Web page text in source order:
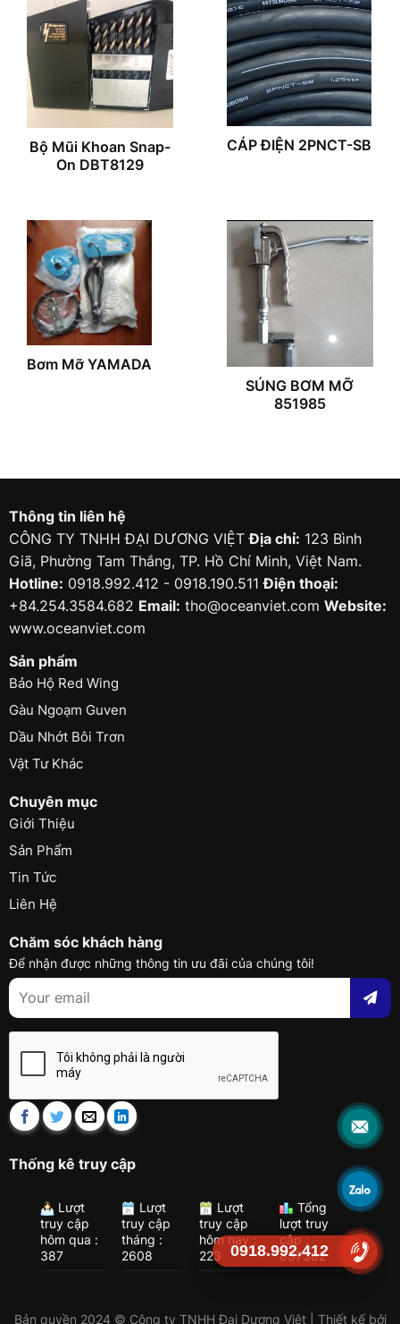
Bộ Mũi Khoan Snap-
On DBT8129
CÁP ĐIỆN 2PNCT-SB
Bơm Mỡ YAMADA
SÚNG BƠM MỠ
851985
Thông tin liên hệ
CÔNG TY TNHH ĐẠI DƯƠNG VIỆTĐịa chỉ: 123 Bình
Giã, Phường Tam Thắng, TP. Hồ Chí Minh, Việt Nam.
Hotline: 0918.992.412 - 0918.190.511Điện thoại:
+84.254.3584.682 Email: tho@oceanviet.com Website:
www.oceanviet.com
Sản phẩm
Bảo Hộ Red Wing
Gàu Ngoạm Guven
Dầu Nhớt Bôi Trơn
Vật Tư Khác
Chuyên mục
Giới Thiệu
Sản Phẩm
Tin Tức
Liên Hệ
Chăm sóc khách hàng
Để nhận được những thông tin ưu đãi của chúng tôi!
Thống kê truy cập
Lượt
truy cập
hôm qua :
387
Lượt
truy cập
tháng :
2608
Lượt
truy cập
hôm nay :
223
Tổng
lượt truy
cập :
837382
Bản quyền 2024 © Công ty TNHH Đại Dương Việt | Thiết kế bởi
0918.992.412